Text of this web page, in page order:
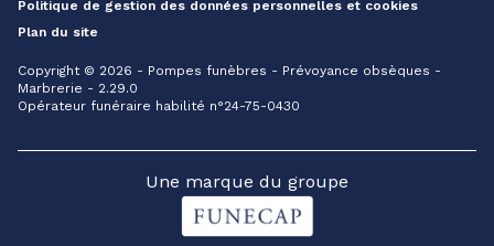
Politique de gestion des données personnelles et cookies
Plan du site
Copyright © 2026 - Pompes funèbres - Prévoyance obsèques -
Marbrerie - 2.29.0
Opérateur funéraire habilité n°24-75-0430
Une marque du groupe